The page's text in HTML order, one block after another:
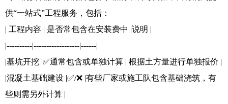
供“一站式”工程服务，包括：
| 工程内容 | 是否常包含在安装费中 |说明 |
|----------|------------------|------|
|基坑开挖 |✅通常包含或单独计算 | 根据土方量进行单独报价 |
|混凝土基础建设 |✅/❌ |有些厂家或施工队包含基础浇筑，有
些则需另外计算 |